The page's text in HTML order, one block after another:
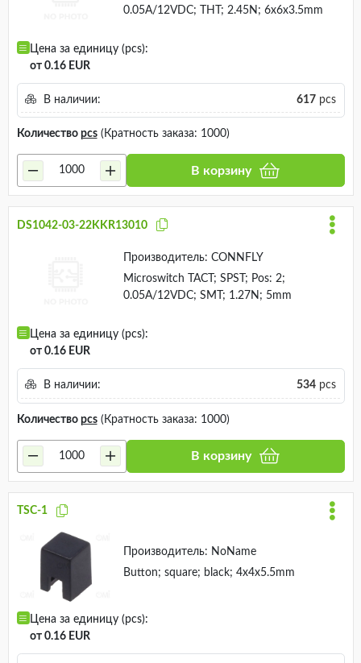
0.05A/12VDC; THT; 2.45N; 6x6x3.5mm
Цена за единицу (pcs):
от 0.16 EUR
В наличии: 617pcs
Количество pcs(Кратность заказа: 1000)
В корзину
DS1042-03-22KKR13010
Производитель: CONNFLY
Microswitch TACT; SPST; Pos: 2;
0.05A/12VDC; SMT; 1.27N; 5mm
Цена за единицу (pcs):
от 0.16 EUR
В наличии: 534pcs
Количество pcs(Кратность заказа: 1000)
В корзину
TSC-1
Производитель: NoName
Button; square; black; 4x4x5.5mm
Цена за единицу (pcs):
от 0.16 EUR